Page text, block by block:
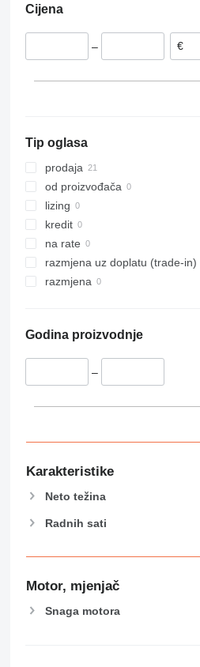
Španjolska
Portugalija
Cijena
–
Tip oglasa
prodaja
od proizvođača
lizing
kredit
na rate
razmjena uz doplatu (trade-in)
razmjena
Godina proizvodnje
–
Karakteristike
Neto težina
Radnih sati
Motor, mjenjač
Snaga motora